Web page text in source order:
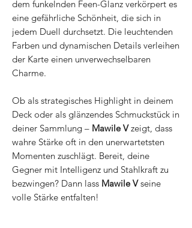
dem funkelnden Feen-Glanz verkörpert es
eine gefährliche Schönheit, die sich in
jedem Duell durchsetzt. Die leuchtenden
Farben und dynamischen Details verleihen
der Karte einen unverwechselbaren
Charme.
Ob als strategisches Highlight in deinem
Deck oder als glänzendes Schmuckstück in
deiner Sammlung – Mawile Vzeigt, dass
wahre Stärke oft in den unerwartetsten
Momenten zuschlägt. Bereit, deine
Gegner mit Intelligenz und Stahlkraft zu
bezwingen? Dann lass Mawile Vseine
volle Stärke entfalten!